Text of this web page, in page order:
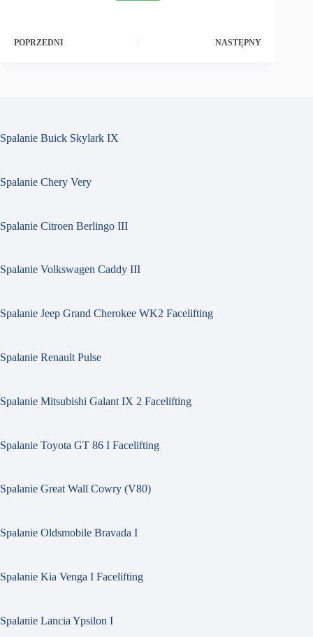
POPRZEDNI NASTĘPNY
Spalanie Buick Skylark IX
Spalanie Chery Very
Spalanie Citroen Berlingo III
Spalanie Volkswagen Caddy III
Spalanie Jeep Grand Cherokee WK2 Facelifting
Spalanie Renault Pulse
Spalanie Mitsubishi Galant IX 2 Facelifting
Spalanie Toyota GT 86 I Facelifting
Spalanie Great Wall Cowry (V80)
Spalanie Oldsmobile Bravada I
Spalanie Kia Venga I Facelifting
Spalanie Lancia Ypsilon I